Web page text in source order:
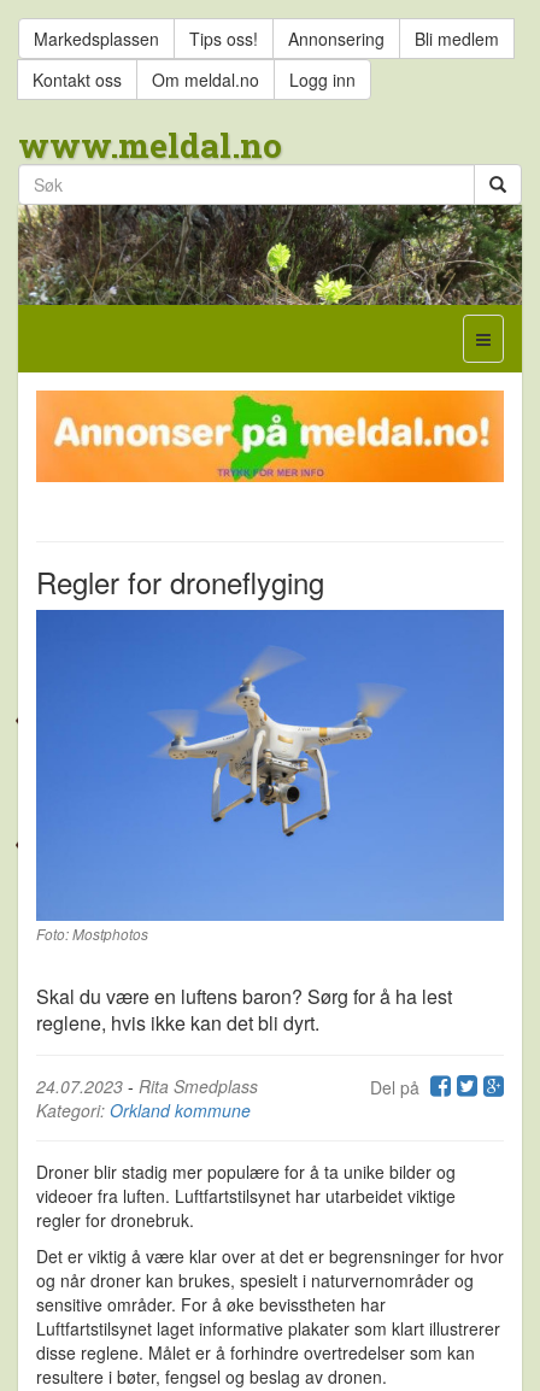
Markedsplassen Tips oss! Annonsering
Bli medlem
Kontakt oss
Om meldal.no Logg inn
www.meldal.no
Regler for droneflyging
Foto: Mostphotos
Skal du være en luftens baron? Sørg for å ha lest
reglene, hvis ikke kan det bli dyrt.
Del på
24.07.2023 - Rita Smedplass
Kategori: Orkland kommune
Droner blir stadig mer populære for å ta unike bilder og
videoer fra luften. Luftfartstilsynet har utarbeidet viktige
regler for dronebruk.
Det er viktig å være klar over at det er begrensninger for hvor
og når droner kan brukes, spesielt i naturvernområder og
sensitive områder. For å øke bevisstheten har
Luftfartstilsynet laget informative plakater som klart illustrerer
disse reglene. Målet er å forhindre overtredelser som kan
resultere i bøter, fengsel og beslag av dronen.